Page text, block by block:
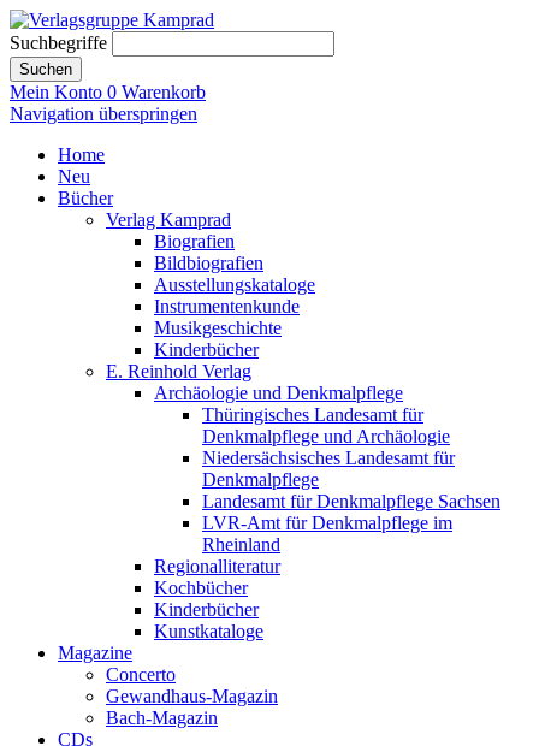
Suchbegriffe
Suchen
Mein Konto 0 Warenkorb
Navigation überspringen
Home
Neu
Bücher
Verlag Kamprad
Biografien
Bildbiografien
Ausstellungskataloge
Instrumentenkunde
Musikgeschichte
Kinderbücher
E. Reinhold Verlag
Archäologie und Denkmalpflege
Thüringisches Landesamt für
Denkmalpflege und Archäologie
Niedersächsisches Landesamt für
Denkmalpflege
Landesamt für Denkmalpflege Sachsen
LVR-Amt für Denkmalpflege im
Rheinland
Regionalliteratur
Kochbücher
Kinderbücher
Kunstkataloge
Magazine
Concerto
Gewandhaus-Magazin
Bach-Magazin
CDs